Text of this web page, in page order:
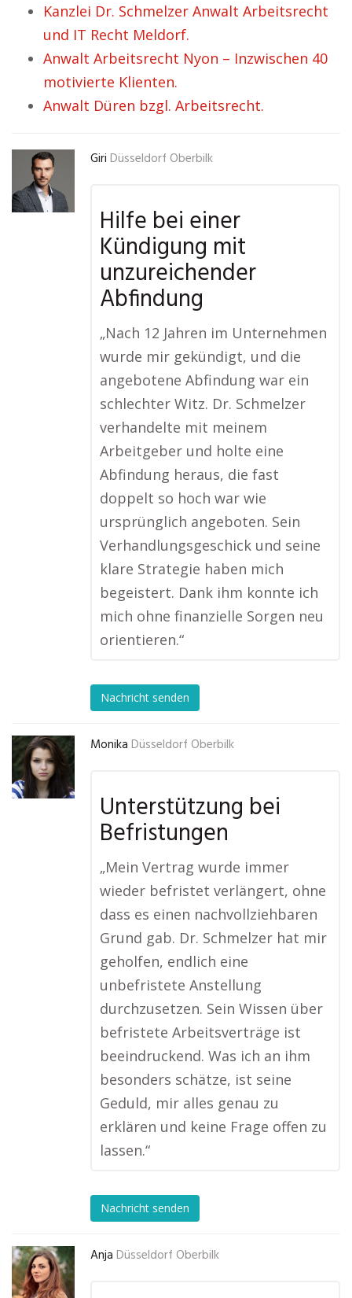
Kanzlei Dr. Schmelzer Anwalt Arbeitsrecht
und IT Recht Meldorf.
Anwalt Arbeitsrecht Nyon – Inzwischen 40
motivierte Klienten.
Anwalt Düren bzgl. Arbeitsrecht.
Giri Düsseldorf Oberbilk
Hilfe bei einer
Kündigung mit
unzureichender
Abfindung
„Nach 12 Jahren im Unternehmen
wurde mir gekündigt, und die
angebotene Abfindung war ein
schlechter Witz. Dr. Schmelzer
verhandelte mit meinem
Arbeitgeber und holte eine
Abfindung heraus, die fast
doppelt so hoch war wie
ursprünglich angeboten. Sein
Verhandlungsgeschick und seine
klare Strategie haben mich
begeistert. Dank ihm konnte ich
mich ohne finanzielle Sorgen neu
orientieren.“
Nachricht senden
Monika Düsseldorf Oberbilk
Unterstützung bei
Befristungen
„Mein Vertrag wurde immer
wieder befristet verlängert, ohne
dass es einen nachvollziehbaren
Grund gab. Dr. Schmelzer hat mir
geholfen, endlich eine
unbefristete Anstellung
durchzusetzen. Sein Wissen über
befristete Arbeitsverträge ist
beeindruckend. Was ich an ihm
besonders schätze, ist seine
Geduld, mir alles genau zu
erklären und keine Frage offen zu
lassen.“
Nachricht senden
Anja Düsseldorf Oberbilk